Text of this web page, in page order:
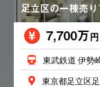
7,700万円
東武鉄道 伊勢
東京都足立区